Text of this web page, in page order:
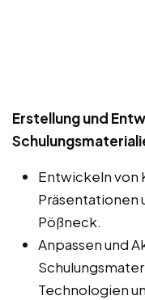
Erstellung und
Entwickeln von
Präsentationen
Pößneck.
Anpassen und
Technologien